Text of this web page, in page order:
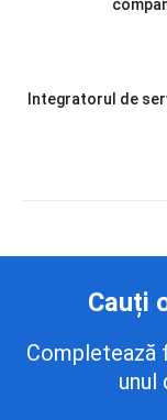
Integratorul de
Cauți
Completează
unul